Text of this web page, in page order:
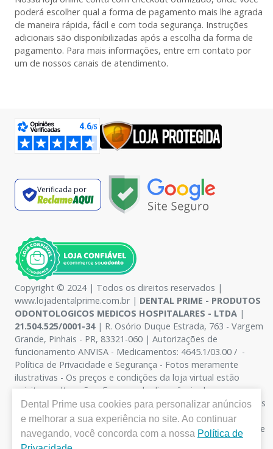
poderá escolher qual a forma de pagamento mais lhe agrada
de maneira rápida, fácil e com toda segurança. Instruções
adicionais são disponibilizadas após a escolha da forma de
pagamento. Para mais informações, entre em contato por
um de nossos canais de atendimento.
Verificada por
Copyright © 2024 | Todos os direitos reservados |
www.lojadentalprime.com.br | DENTAL PRIME - PRODUTOS
ODONTOLOGICOS MEDICOS HOSPITALARES - LTDA |
21.504.525/0001-34| R. Osório Duque Estrada, 763 - Vargem
Grande, Pinhais - PR, 83321-060 | Autorizações de
funcionamento ANVISA - Medicamentos: 4645.1/03.00 / -
Política de Privacidade e Segurança - Fotos meramente
ilustrativas - Os preços e condições da loja virtual estão
sujeitos a alterações. Em caso de divergência de preços no
site, o valor válido é o do Carrinho de Compra. Não vendemos
por atacado, por isso nos reservamos o direito de não
atender compras de grandes volumes pelo site. Venda no site
é exclusiva para consumo final para distribuição e revenda
Dental Prime usa cookies para personalizar anúncios
e melhorar a sua experiência no site. Ao continuar
navegando, você concorda com a nossa Política de